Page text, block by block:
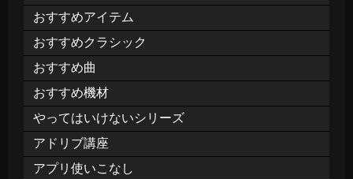
おすすめアイテム
おすすめクラシック
おすすめ曲
おすすめ機材
やってはいけないシリーズ
アドリブ講座
アプリ使いこなし